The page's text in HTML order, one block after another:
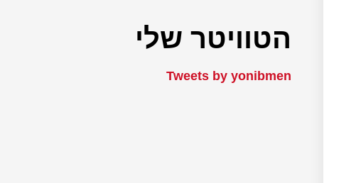
הטוויטר שלי
Tweets by yonibmen